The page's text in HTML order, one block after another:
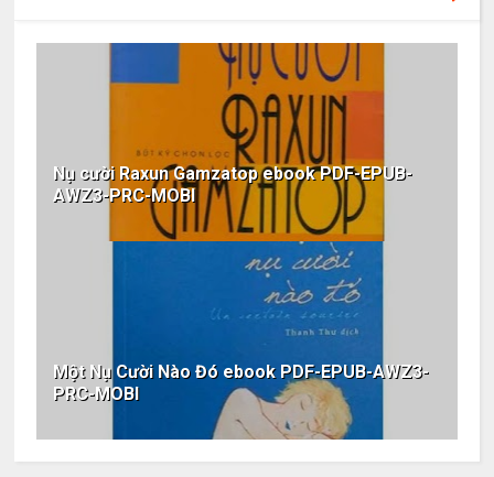
Nụ cười Raxun Gamzatop ebook PDF-EPUB-
AWZ3-PRC-MOBI
Một Nụ Cười Nào Đó ebook PDF-EPUB-AWZ3-
PRC-MOBI